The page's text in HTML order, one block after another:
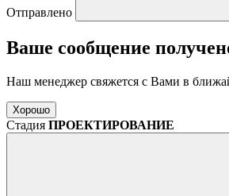
Отправлено
Ваше сообщение
Наш менеджер свяжется с Вами в
Хорошо
Стадия ПРОЕКТИРОВАНИЕ